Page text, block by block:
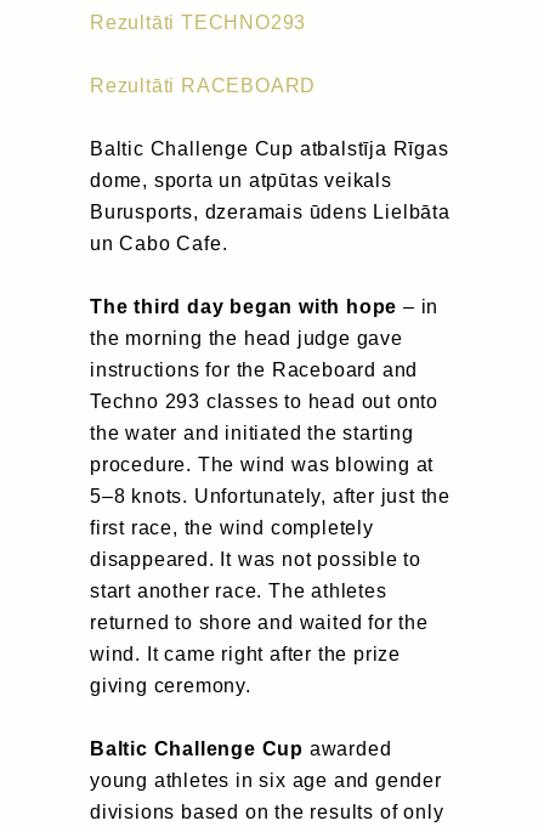
Rezultāti TECHNO293
Rezultāti RACEBOARD
Baltic Challenge Cup atbalstīja Rīgas
dome, sporta un atpūtas veikals
Burusports, dzeramais ūdens Lielbāta
un Cabo Cafe.
The third day began with hope – in
the morning the head judge gave
instructions for the Raceboard and
Techno 293 classes to head out onto
the water and initiated the starting
procedure. The wind was blowing at
5–8 knots. Unfortunately, after just the
first race, the wind completely
disappeared. It was not possible to
start another race. The athletes
returned to shore and waited for the
wind. It came right after the prize
giving ceremony.
Baltic Challenge Cup awarded
young athletes in six age and gender
divisions based on the results of only